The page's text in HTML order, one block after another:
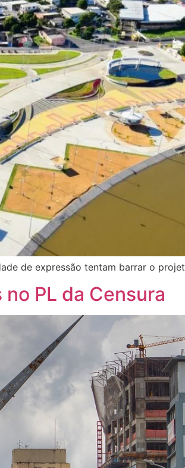
de expressão tentam barrar o
PL da Censura